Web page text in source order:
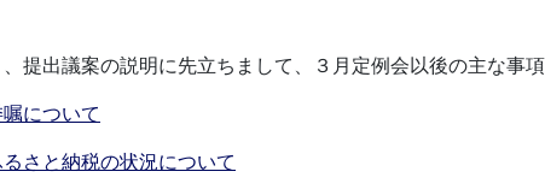
提出議案の説明に先立ちまして、３月定例会以後の主な事
について
さと納税の状況について